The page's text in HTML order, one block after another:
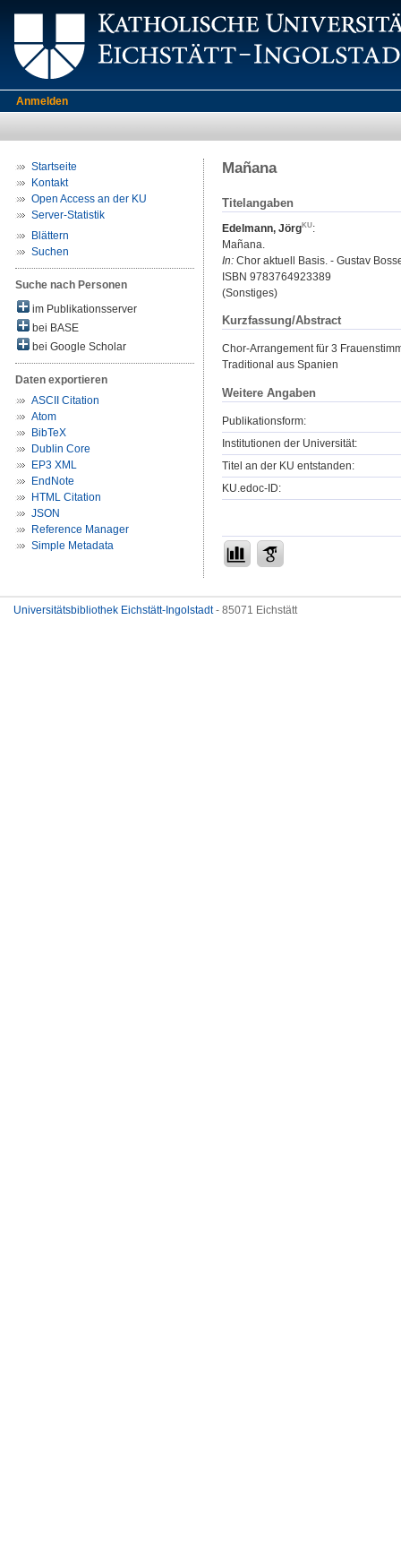
Anmelden
Startseite
Kontakt
Open Access an der KU
Server-Statistik
Blättern
Suchen
Suche nach Personen
im Publikationsserver
bei BASE
bei Google Scholar
Daten exportieren
ASCII Citation
Atom
BibTeX
Dublin Core
EP3 XML
EndNote
HTML Citation
JSON
Reference Manager
Simple Metadata
Mañana
Titelangaben
Edelmann, Jörg
:
Mañana.
In: Chor aktuell Basis. - Gustav
ISBN 9783764923389
(Sonstiges)
Kurzfassung/Abstract
Chor-Arrangement für 3
Traditional aus Spanien
Weitere Angaben
Publikationsform:
Institutionen der Universität:
Titel an der KU entstanden:
KU.edoc-ID:
Universitätsbibliothek Eichstätt-Ingolstadt- 85071 Eichstätt